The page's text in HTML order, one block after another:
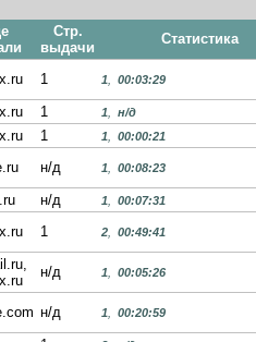
Стр.
выдачи
Статистика
1 1 00:03:29
1 1 н/д
1 1 00:00:21
н/д 1 00:08:23
н/д 1 00:07:31
1 2 00:49:41
н/д 1 00:05:26
н/д 1 00:20:59